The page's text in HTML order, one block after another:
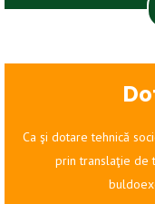
Ca şi dotare tehnică
prin translaţie de